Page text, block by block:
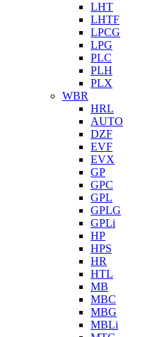
LHT
LHTF
LPCG
LPG
PLC
PLH
PLX
WBR
HRL
AUTO
DZF
EVF
EVX
GP
GPC
GPL
GPLG
GPLi
HP
HPS
HR
HTL
MB
MBC
MBG
MBLi